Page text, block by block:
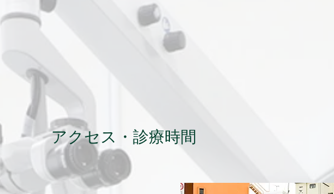
/歯周病予防
/マタニティ歯科
審美歯科
アクセス・診療時間